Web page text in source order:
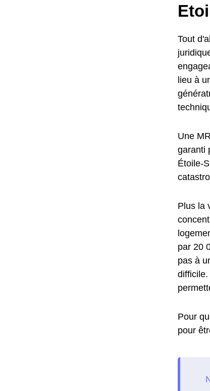
Tout
lieu à
Une
garanti
Étoile-
Plus la
par 20
pas à
Pour
pour